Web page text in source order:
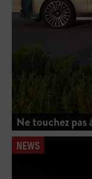
Ne touchez pas
NEWS